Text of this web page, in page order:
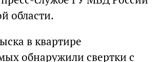
области.
в квартире
обнаружили свертки с